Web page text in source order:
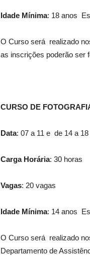
Idade Mínima: 18 anos
O Curso será realizado
as inscrições poderão ser
CURSO DE
Data: 07 a 11 e de 14 a
Carga Horária: 30 horas
Vagas: 20 vagas
Idade Mínima: 14 anos
O Curso será realizado
Departamento de